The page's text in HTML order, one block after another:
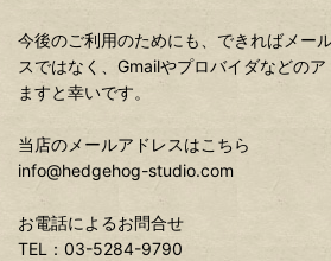
今後のご利用のためにも、できればメー
スではなく、Gmailやプロバイダなどの
ますと幸いです。
当店のメールアドレスはこちら
info@hedgehog-studio.com
お電話によるお問合せ
TEL：03-5284-9790